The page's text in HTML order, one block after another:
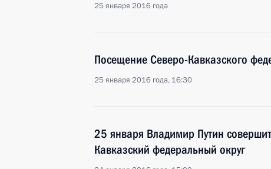
25 января 2016 года
Посещение Северо-Кавказского
25 января 2016 года, 16:30
25 января Владимир Путин
Кавказский федеральный округ